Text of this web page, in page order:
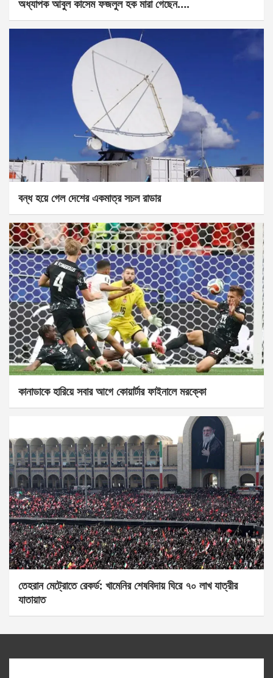
অধ্যাপক আবুল কাসেম ফজলুল হক মারা গেছেন….
বন্ধ হয়ে গেল দেশের একমাত্র সচল রাডার
কানাডাকে হারিয়ে সবার আগে কোয়ার্টার ফাইনালে মরক্কো
তেহরান মেট্রোতে রেকর্ড: খামেনির শেষবিদায় ঘিরে ৭০ লাখ যাত্রীর
যাতায়াত